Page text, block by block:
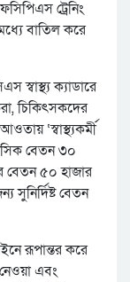
ট্রেনিং
বাতিল করে
স্বাস্থ্য ক্যাডারে
চিকিৎসকদের
‘স্বাস্থ্যকর্মী
বেতন ৩০
বেতন ৫০ হাজার
সুনির্দিষ্ট বেতন
রূপান্তর করে
এবং